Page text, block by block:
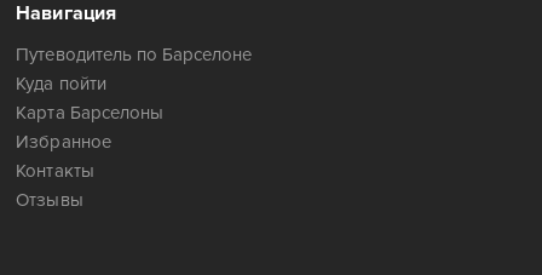
Навигация
Путеводитель по Барселоне
Куда пойти
Карта Барселоны
Избранное
Контакты
Отзывы